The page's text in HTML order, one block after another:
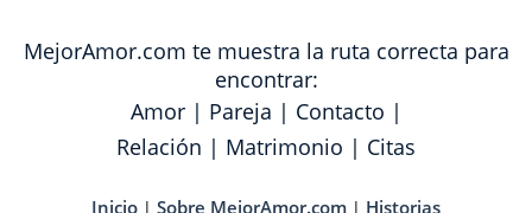
MejorAmor.com te muestra la ruta correcta para
encontrar:
Amor| Pareja | Contacto |
Relación | Matrimonio | Citas
Inicio | Sobre MejorAmor.com | Historias